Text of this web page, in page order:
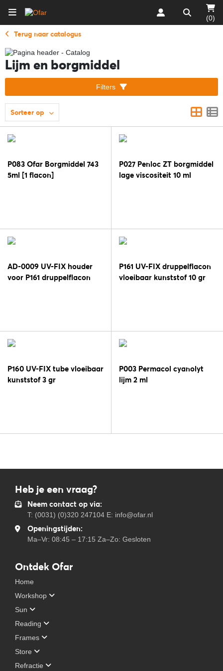
(0)
Terug naar catalogus
Lijm en borgmiddel
Filters
Sorteer op
P083 Ofar Borgmiddel 743
5ml [1 flacon]
P027 Penloc ZT borgmiddel
lage viscositeit 10 ml
AD-0009 UV-FIX houder
voor P161 druppelflacon
P161 UV-FIX druppelflacon
vloeibaar kunststof 10 gr
P160 UV-FIX tube vloeibaar
kunststof 3 gr
P003 Permacol cyanolyt
lijm 2 ml
Heb je een vraag?
Neem contact op via:
T: (0031) (0)320 247104 E: info@ofar.nl
Openingstijden:
Ma–Vr: 08:45 – 17:15 Za–Zo: Gesloten
Ontdek Ofar
Home
Workshop
Sun
Reading
Frames
Store
Refractie